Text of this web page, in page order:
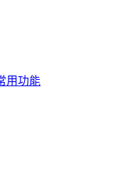
用功能